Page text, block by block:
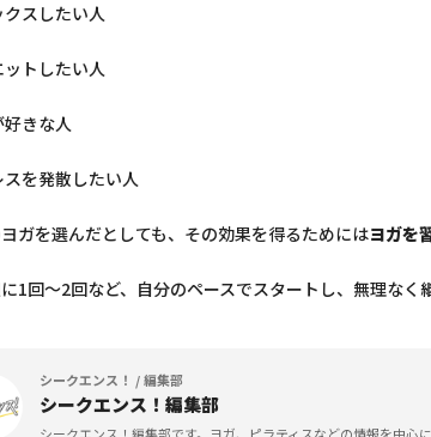
クスしたい人
ットしたい人
きな人
スを発散したい人
ガを選んだとしても、その効果を得るためにはヨガを
1回〜2回など、自分のペースでスタートし、無理なく
シークエンス！ / 編集部
シークエンス！編集部